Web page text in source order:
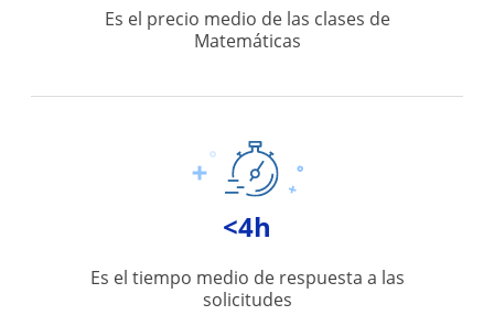
Es el precio medio de las clases de
Matemáticas
<4h
Es el tiempo medio de respuesta a las
solicitudes